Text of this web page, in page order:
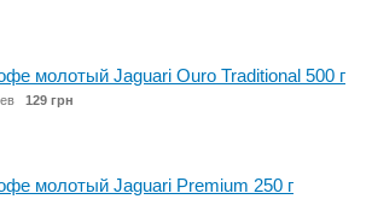
молотый Jaguari Ouro Traditional 500 г
129 грн
молотый Jaguari Premium 250 г